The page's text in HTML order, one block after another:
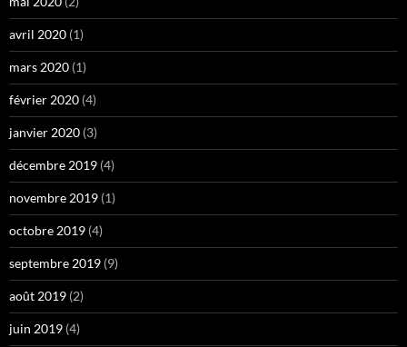
avril 2020 (1)
mars 2020 (1)
février 2020 (4)
janvier 2020 (3)
décembre 2019 (4)
novembre 2019 (1)
octobre 2019 (4)
septembre 2019 (9)
août 2019 (2)
juin 2019 (4)